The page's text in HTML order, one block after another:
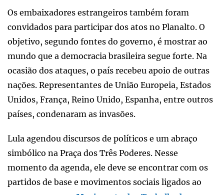
Os embaixadores estrangeiros também foram
convidados para participar dos atos no Planalto. O
objetivo, segundo fontes do governo, é mostrar ao
mundo que a democracia brasileira segue forte. Na
ocasião dos ataques, o país recebeu apoio de outras
nações. Representantes de União Europeia, Estados
Unidos, França, Reino Unido, Espanha, entre outros
países, condenaram as invasões.
Lula agendou discursos de políticos e um abraço
simbólico na Praça dos Três Poderes. Nesse
momento da agenda, ele deve se encontrar com os
partidos de base e movimentos sociais ligados ao